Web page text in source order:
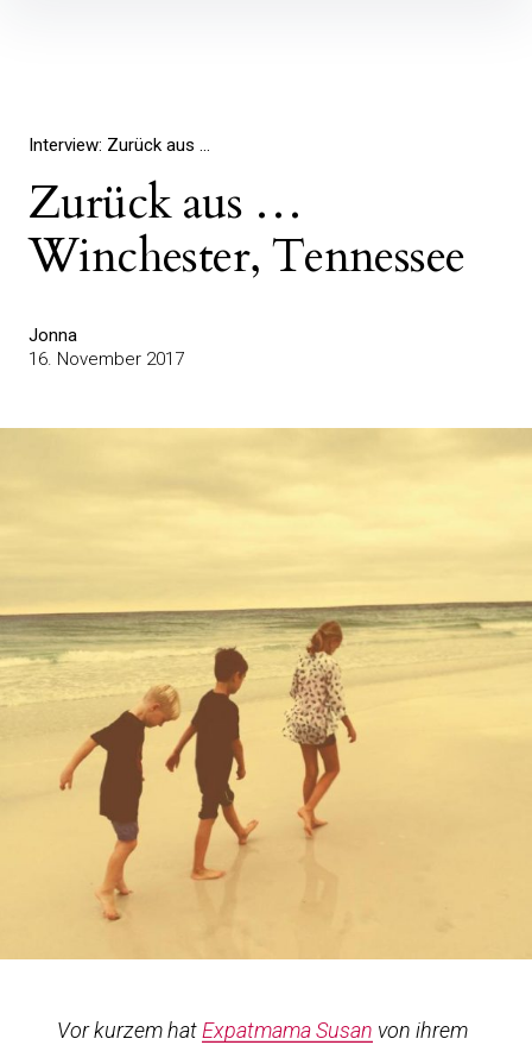
Interview: Zurück aus ...
Zurück aus …
Winchester, Tennessee
Jonna
16. November 2017
Vor kurzem hatExpatmama Susan von ihrem